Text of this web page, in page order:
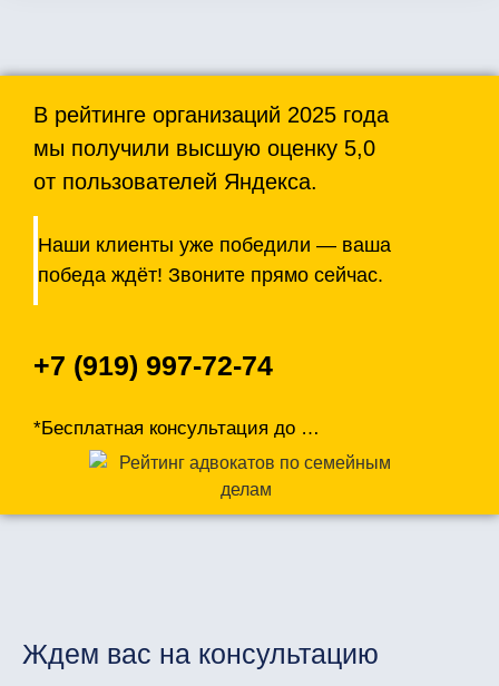
В рейтинге организаций 2025 года
мы получили высшую оценку 5,0
от пользователей Яндекса.
Наши клиенты уже победили — ваша
победа ждёт! Звоните прямо сейчас.
+7 (919) 997-72-74
*Бесплатная консультация до
Ждем вас на консультацию